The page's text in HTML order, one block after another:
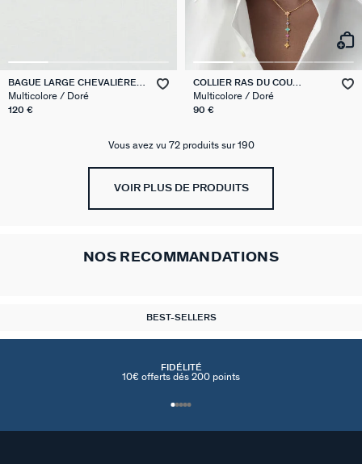
BAGUE LARGE CHEVALIÈRE
PANGEA
Multicolore / Doré
120 €
COLLIER RAS DU COU
BELOVED
Multicolore / Doré
90 €
Vous avez vu 72 produits sur 190
VOIR PLUS DE PRODUITS
NOS RECOMMANDATIONS
BEST-SELLERS
FIDÉLITÉ
10€ offerts dés 200 points